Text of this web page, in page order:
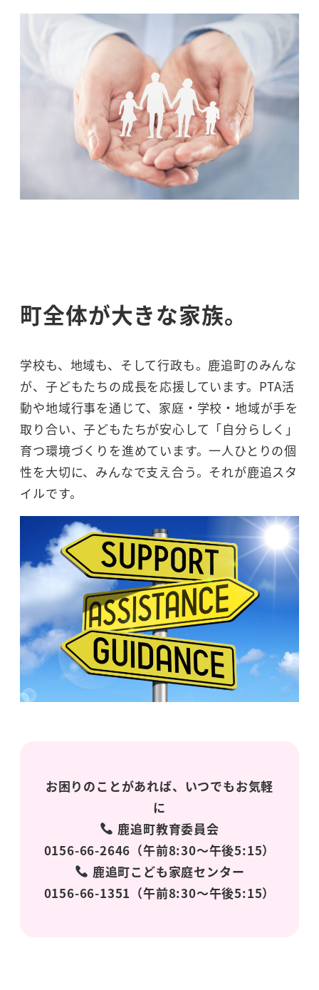
町全体が大きな家族。
学校も、地域も、そして行政も。鹿追町のみんな
が、子どもたちの成長を応援しています。PTA活
動や地域行事を通じて、家庭・学校・地域が手を
取り合い、子どもたちが安心して「自分らしく」
育つ環境づくりを進めています。一人ひとりの個
性を大切に、みんなで支え合う。それが鹿追スタ
イルです。
お困りのことがあれば、いつでもお気軽
に
鹿追町教育委員会
0156-66-2646（午前8:30～午後5:15）
鹿追町こども家庭センター
0156-66-1351（午前8:30～午後5:15）